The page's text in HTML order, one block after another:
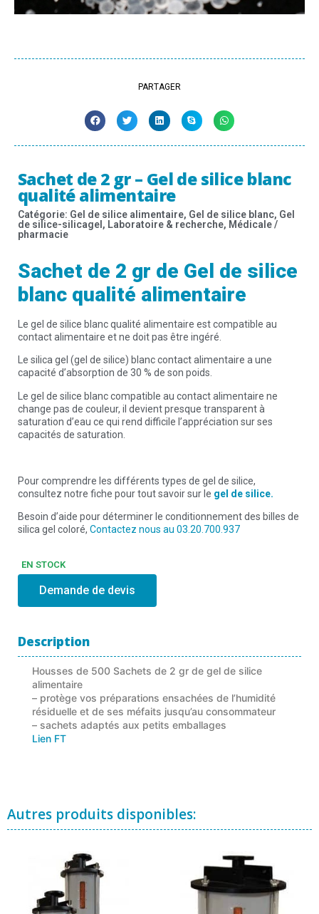
PARTAGER
Sachet de 2 gr – Gel de silice blanc
qualité alimentaire
Catégorie: Gel de silice alimentaire, Gel de silice blanc, Gel
de silice-silicagel , Laboratoire & recherche, Médicale /
pharmacie
Sachet de 2 gr de Gel de silice
blanc qualité alimentaire
Le gel de silice blanc qualité alimentaire est compatible au
contact alimentaire et ne doit pas être ingéré.
Le silica gel (gel de silice) blanc contact alimentaire a une
capacité d’absorption de 30 % de son poids.
Le gel de silice blanc compatible au contact alimentaire ne
change pas de couleur, il devient presque transparent à
saturation d’eau ce qui rend difficile l’appréciation sur ses
capacités de saturation.
Pour comprendre les différents types de gel de silice,
consultez notre fiche pour tout savoir sur le gel de silice.
Besoin d’aide pour déterminer le conditionnement des billes de
silica gel coloré, Contactez nous au 03.20.700.937
EN STOCK
Demande de devis
Description
Housses de 500 Sachets de 2 gr de gel de silice
alimentaire
– protège vos préparations ensachées de l’humidité
résiduelle et de ses méfaits jusqu’au consommateur
– sachets adaptés aux petits emballages
Lien FT
Autres produits disponibles: